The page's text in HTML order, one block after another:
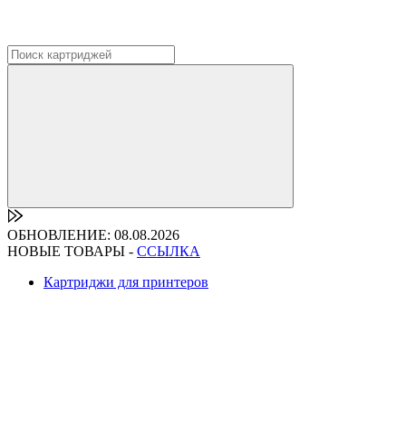
ОБНОВЛЕНИЕ: 08.08.2026
НОВЫЕ ТОВАРЫ - ССЫЛКА
Картриджи для принтеров